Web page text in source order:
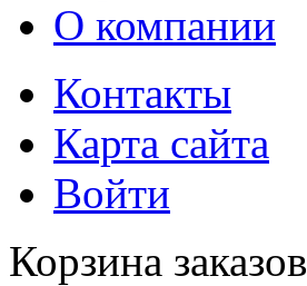
О компании
Контакты
Карта сайта
Войти
Корзина заказов